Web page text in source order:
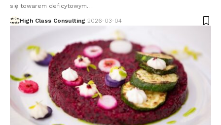
się towarem deficytowym.…
High Class Consulting 2026-03-04